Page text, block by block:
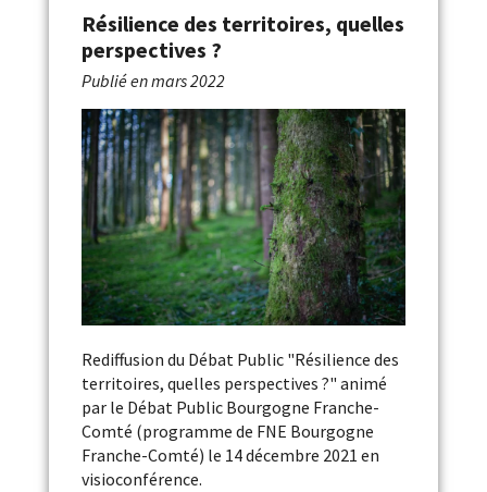
Résilience des territoires, quelles
perspectives ?
Publié enmars 2022
Rediffusion du Débat Public "Résilience des
territoires, quelles perspectives ?" animé
par le Débat Public Bourgogne Franche-
Comté (programme de FNE Bourgogne
Franche-Comté) le 14 décembre 2021 en
visioconférence.